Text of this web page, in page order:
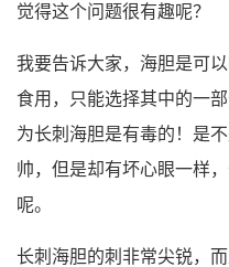
觉得这个问题很有趣呢？
我要告诉大家，海胆是可
食用，只能选择其中的一
为长刺海胆是有毒的！是
帅，但是却有坏心眼一样
呢。
长刺海胆的刺非常尖锐，